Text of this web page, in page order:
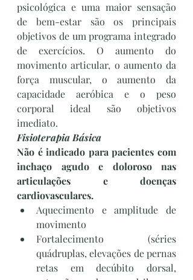
psicológica e uma maior sensação
de bem-estar são os principais
objetivos de um programa integrado
de exercícios. O aumento do
movimento articular, o aumento da
força muscular, o aumento da
capacidade aeróbica e o peso
corporal ideal são objetivos
imediato.
Fisioterapia Básica
Não é indicado para pacientes com
inchaço agudo e doloroso nas
articulações e doenças
cardiovasculares.
Aquecimento e amplitude de
movimento
Fortalecimento (séries
quádruplas, elevações de pernas
retas em decúbito dorsal,